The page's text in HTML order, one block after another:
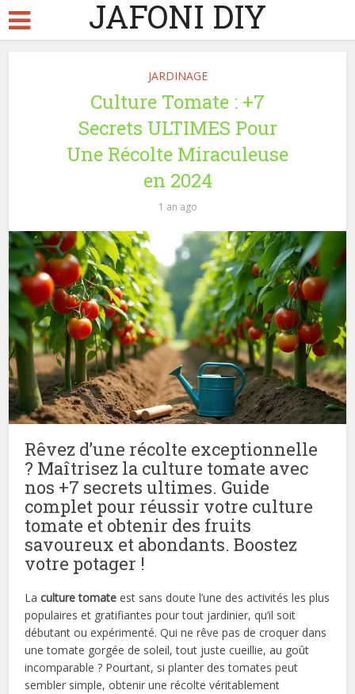
JAFONI DIY
JARDINAGE
Culture Tomate : +7
Secrets ULTIMES Pour
Une Récolte Miraculeuse
en 2024
1 an ago
Rêvez d’une récolte exceptionnelle
? Maîtrisez la culture tomate avec
nos +7 secrets ultimes. Guide
complet pour réussir votre culture
tomate et obtenir des fruits
savoureux et abondants. Boostez
votre potager !
Laculture tomate est sans doute l’une des activités les plus
populaires et gratifiantes pour tout jardinier, qu’il soit
débutant ou expérimenté. Qui ne rêve pas de croquer dans
une tomate gorgée de soleil, tout juste cueillie, au goût
incomparable ? Pourtant, si planter des tomates peut
sembler simple, obtenir une récolte véritablement